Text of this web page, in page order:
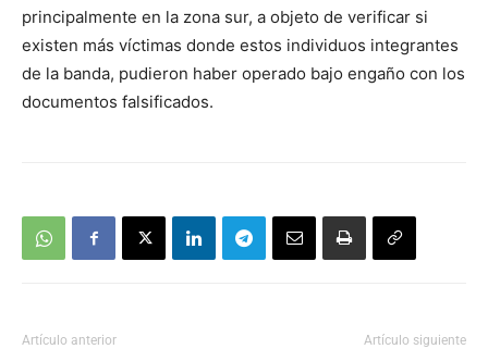
principalmente en la zona sur, a objeto de verificar si
existen más víctimas donde estos individuos integrantes
de la banda, pudieron haber operado bajo engaño con los
documentos falsificados.
Artículo anterior Artículo siguiente